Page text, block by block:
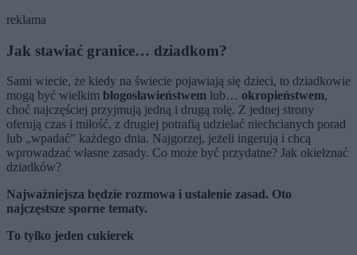
reklama
Jak stawiać granice… dziadkom?
Sami wiecie, że kiedy na świecie pojawiają się dzieci, to dziadkowie
mogą być wielkim błogosławieństwem lub… okropieństwem,
choć najczęściej przyjmują jedną i drugą rolę. Z jednej strony
oferują czas i miłość, z drugiej potrafią udzielać niechcianych porad
lub „wpadać” każdego dnia. Najgorzej, jeżeli ingerują i chcą
wprowadzać własne zasady. Co może być przydatne? Jak okiełznać
dziadków?
Najważniejsza będzie rozmowa i ustalenie zasad. Oto
najczęstsze sporne tematy.
To tylko jeden cukierek